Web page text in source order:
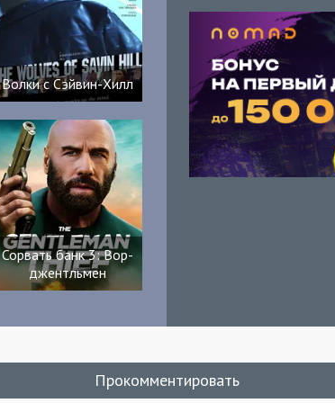
Волки с Сэйвин-Хилл
Сорвать банк 3: Вор-
джентльмен
Прокомментировать